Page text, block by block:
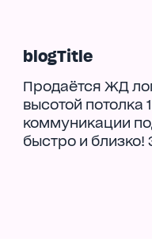
blogTitle
Продаётся ЖД
высотой
коммуникации
быстро и